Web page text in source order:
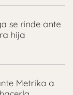
se rinde ante
hija
Metrika a